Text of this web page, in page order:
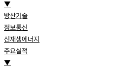
▼
방산기술
정보통신
신재생에너지
주요실적
▼